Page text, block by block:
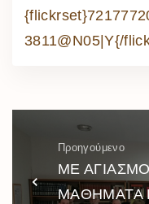
3811@N05|Y{/
Προηγούμενο
ΜΕ
ΜΑΘΗΜΑΤΑ